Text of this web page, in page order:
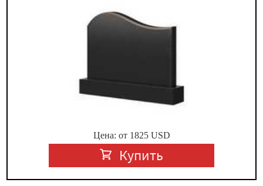
Цена: от 1825USD
Купить